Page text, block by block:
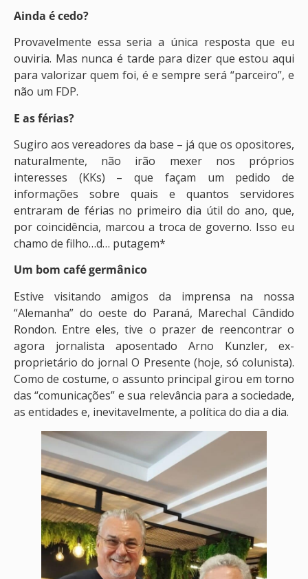
Ainda é cedo?
Provavelmente essa seria a única resposta que eu
ouviria. Mas nunca é tarde para dizer que estou aqui
para valorizar quem foi, é e sempre será “parceiro”, e
não um FDP.
E as férias?
Sugiro aos vereadores da base – já que os opositores,
naturalmente, não irão mexer nos próprios
interesses (KKs) – que façam um pedido de
informações sobre quais e quantos servidores
entraram de férias no primeiro dia útil do ano, que,
por coincidência, marcou a troca de governo. Isso eu
chamo de filho…d… putagem*
Um bom café germânico
Estive visitando amigos da imprensa na nossa
“Alemanha” do oeste do Paraná, Marechal Cândido
Rondon. Entre eles, tive o prazer de reencontrar o
agora jornalista aposentado Arno Kunzler, ex-
proprietário do jornal O Presente (hoje, só colunista).
Como de costume, o assunto principal girou em torno
das “comunicações” e sua relevância para a sociedade,
as entidades e, inevitavelmente, a política do dia a dia.